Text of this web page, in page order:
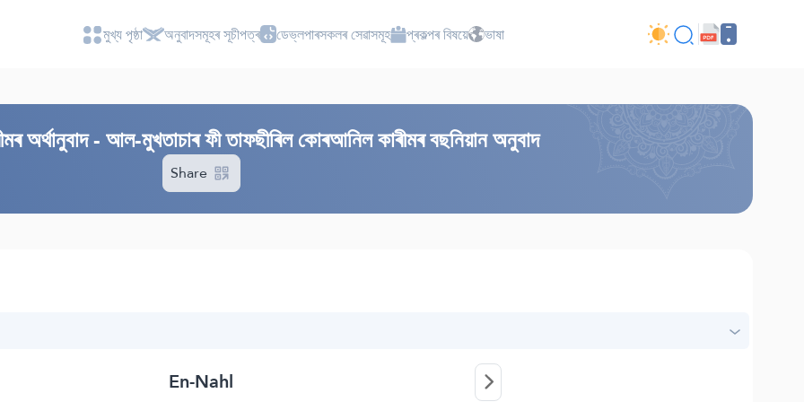
মুখ্য পৃষ্ঠা অনুবাদসমূহৰ সূচীপত্ৰ ডেভ্লপাৰসকলৰ সেৱাসমূহ প্ৰকল্পৰ বিষয়ে ভাষা
- আল-মুখতাচাৰ ফী তাফছীৰিল কোৰআনিল কাৰীমৰ বছনিয়ান অনুবাদ
Share
En-Nahl